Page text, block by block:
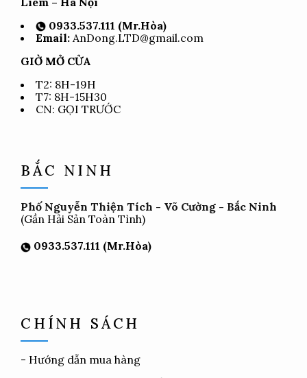
0933.537.111 (Mr.Hòa)
Email: AnDong.LTD@gmail.com
GIỜ MỞ CỬA
T2: 8H-19H
T7: 8H-15H30
CN: GỌI TRƯỚC
BẮC NINH
Phố Nguyễn Thiện Tích - Võ Cường - Bắc Ninh
(Gần Hải Sản Toàn Tình)
0933.537.111 (Mr.Hòa)
CHÍNH SÁCH
- Hướng dẫn mua hàng